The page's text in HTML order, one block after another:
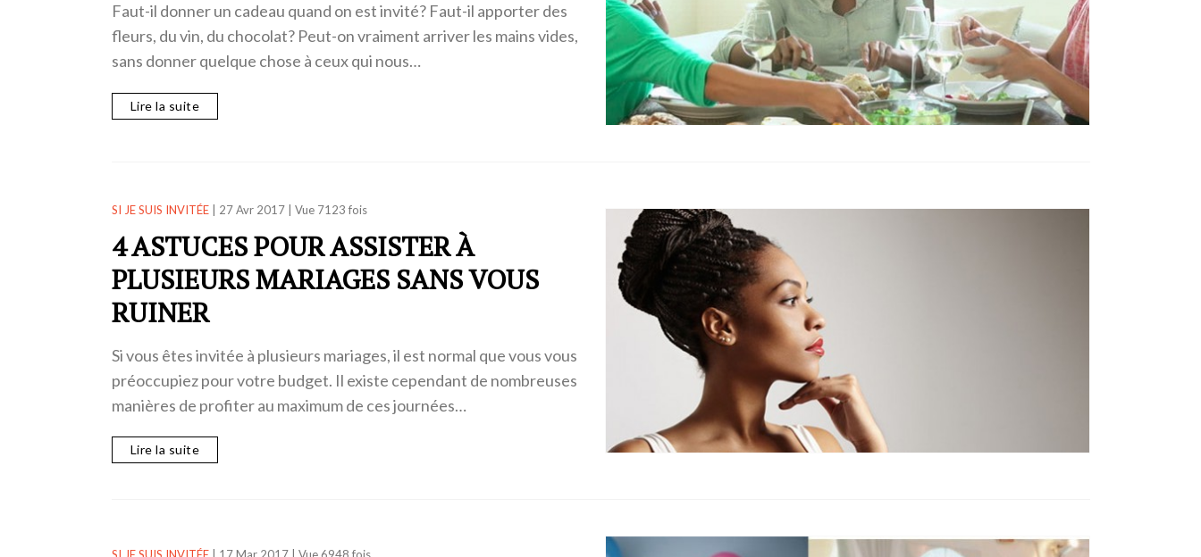
Faut-il donner un cadeau quand on est invité? Faut-il apporter des
fleurs, du vin, du chocolat? Peut-on vraiment arriver les mains vides,
sans donner quelque chose à ceux qui nous…
Lire la suite
SI JE SUIS INVITÉE| 27 Avr 2017| Vue 7123 fois
4 ASTUCES POUR ASSISTER À
PLUSIEURS MARIAGES SANS VOUS
RUINER
Si vous êtes invitée à plusieurs mariages, il est normal que vous vous
préoccupiez pour votre budget. Il existe cependant de nombreuses
manières de profiter au maximum de ces journées…
Lire la suite
SI JE SUIS INVITÉE| 17 Mar 2017| Vue 6948 fois